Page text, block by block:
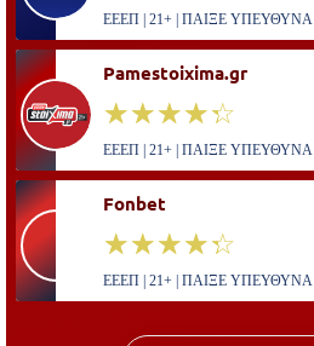
ΕΕΕΠ | 21+ | ΠΑΙΞΕ ΥΠΕΥΘΥΝΑ
Pamestoixima.gr
☆☆☆☆☆
★★★★★
ΕΕΕΠ | 21+ | ΠΑΙΞΕ ΥΠΕΥΘΥΝΑ
Fonbet
☆☆☆☆☆
★★★★★
ΕΕΕΠ | 21+ | ΠΑΙΞΕ ΥΠΕΥΘΥΝΑ